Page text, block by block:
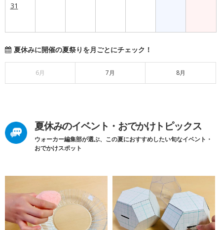
31
夏休みに開催の夏祭りを月ごとにチェック！
6月 7月 8月
夏休みのイベント・おでかけトピックス
ウォーカー編集部が選ぶ、この夏におすすめしたい旬なイベント・
おでかけスポット